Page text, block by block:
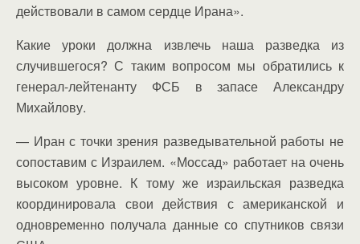
действовали в самом сердце Ирана».
Какие уроки должна извлечь наша разведка из
случившегося? С таким вопросом мы обратились к
генерал-лейтенанту ФСБ в запасе Александру
Михайлову.
— Иран с точки зрения разведывательной работы не
сопоставим с Израилем. «Моссад» работает на очень
высоком уровне. К тому же израильская разведка
координировала свои действия с американской и
одновременно получала данные со спутников связи